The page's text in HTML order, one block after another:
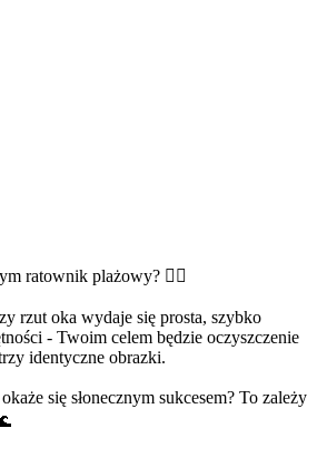
ratownik plażowy? 🏄‍♂️
rzut oka wydaje się prosta, szybko
- Twoim celem będzie oczyszczenie
identyczne obrazki.
się słonecznym sukcesem? To zależy